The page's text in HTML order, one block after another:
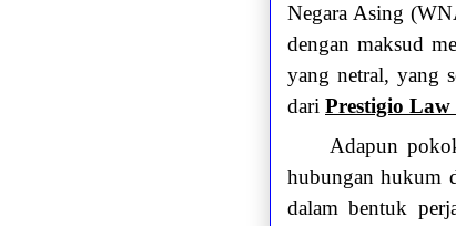
Negara Asing
dengan maksud
yang netral, yang
dari Prestigio
Adapun
hubungan hukum
dalam bentuk